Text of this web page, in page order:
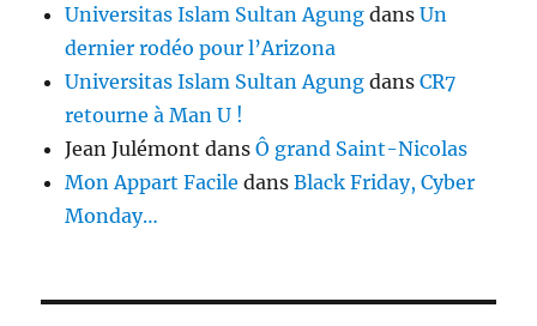
Universitas Islam Sultan Agung dansUn
dernier rodéo pour l’Arizona
Universitas Islam Sultan Agung dansCR7
retourne à Man U !
Jean Julémont dansÔ grand Saint-Nicolas
Mon Appart Facile dansBlack Friday, Cyber
Monday…